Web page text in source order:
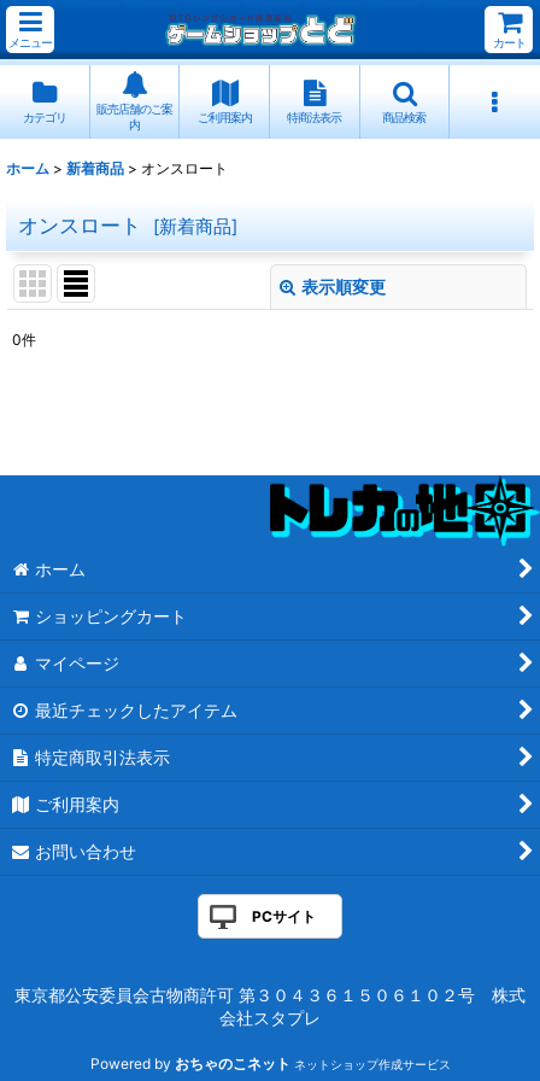
メニュー カート
カテゴリ
販売店舗のご案
内
ご利用案内 特商法表示 商品検索
ホーム > 新着商品 > オンスロート
オンスロート [新着商品]
表示順変更
絞り込む
0件
ホーム
ショッピングカート
マイページ
最近チェックしたアイテム
特定商取引法表示
ご利用案内
お問い合わせ
PCサイト
東京都公安委員会古物商許可 第３０４３６１５０６１０２号 株式
会社スタプレ
Powered by おちゃのこネット ネットショップ作成サービス